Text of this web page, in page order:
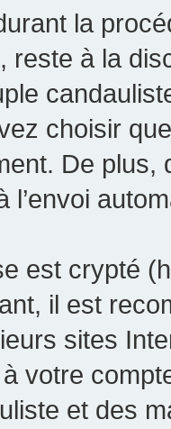
la
reste à la
choisir
De
l’envoi
est crypté
il est
sites
à votre
et des